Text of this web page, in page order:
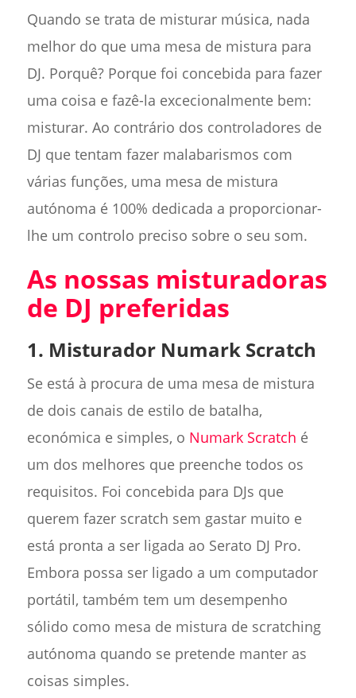
Quando se trata de misturar música, nada
melhor do que uma mesa de mistura para
DJ. Porquê? Porque foi concebida para fazer
uma coisa e fazê-la excecionalmente bem:
misturar. Ao contrário dos controladores de
DJ que tentam fazer malabarismos com
várias funções, uma mesa de mistura
autónoma é 100% dedicada a proporcionar-
lhe um controlo preciso sobre o seu som.
As nossas misturadoras
de DJ preferidas
1. Misturador Numark Scratch
Se está à procura de uma mesa de mistura
de dois canais de estilo de batalha,
económica e simples, o Numark Scratch é
um dos melhores que preenche todos os
requisitos. Foi concebida para DJs que
querem fazer scratch sem gastar muito e
está pronta a ser ligada ao Serato DJ Pro.
Embora possa ser ligado a um computador
portátil, também tem um desempenho
sólido como mesa de mistura de scratching
autónoma quando se pretende manter as
coisas simples.